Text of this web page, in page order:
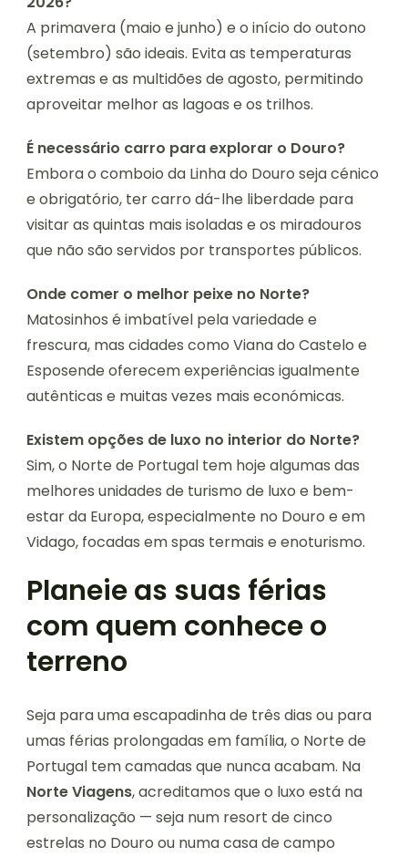
A primavera (maio e junho) e o início do outono
(setembro) são ideais. Evita as temperaturas
extremas e as multidões de agosto, permitindo
aproveitar melhor as lagoas e os trilhos.
É necessário carro para explorar o Douro?
Embora o comboio da Linha do Douro seja cénico
e obrigatório, ter carro dá-lhe liberdade para
visitar as quintas mais isoladas e os miradouros
que não são servidos por transportes públicos.
Onde comer o melhor peixe no Norte?
Matosinhos é imbatível pela variedade e
frescura, mas cidades como Viana do Castelo e
Esposende oferecem experiências igualmente
autênticas e muitas vezes mais económicas.
Existem opções de luxo no interior do Norte?
Sim, o Norte de Portugal tem hoje algumas das
melhores unidades de turismo de luxo e bem-
estar da Europa, especialmente no Douro e em
Vidago, focadas em spas termais e enoturismo.
Planeie as suas férias
com quem conhece o
terreno
Seja para uma escapadinha de três dias ou para
umas férias prolongadas em família, o Norte de
Portugal tem camadas que nunca acabam. Na
Norte Viagens, acreditamos que o luxo está na
personalização — seja num resort de cinco
estrelas no Douro ou numa casa de campo